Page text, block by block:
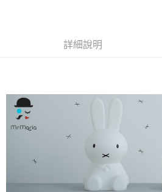
1.本服務係由「台灣大哥大股份有限公司」
資料（包含姓名、電話或地址）提供予台灣
由本公司與您本人進行分期帳單所需資料之確
3.完整用戶服務條款，請詳閱以下連結：
ATM／網路銀行／等多元方式進行付款，方
是否繳費成功／繳費後需取消欲退款等相關
客戶支援中心」
https://
【注意事項】
１．透過由恩沛科技股份有限公司提供之「
易，需依本服務之必要範圍內提供個人資料
權轉讓予恩沛科技股份有限公司。
https://aftee.tw/terms/#terms3
詳細說明